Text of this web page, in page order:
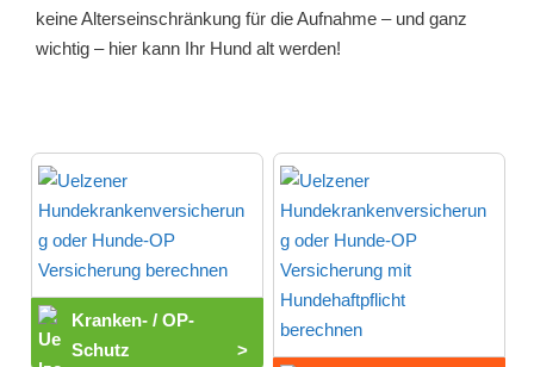
keine Alterseinschränkung für die Aufnahme – und ganz
wichtig – hier kann Ihr Hund alt werden!
Kranken- / OP-
Schutz
>